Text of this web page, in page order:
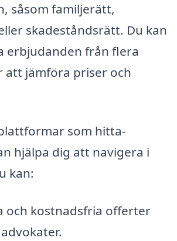
såsom familjerätt,
skadeståndsrätt. Du kan
erbjudanden från flera
att jämföra priser och
som hitta-
hjälpa dig att navigera i
kan:
och kostnadsfria offerter